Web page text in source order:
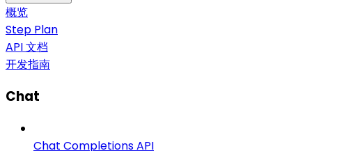
概览
Step Plan
API 文档
开发指南
Chat
Chat Completions API